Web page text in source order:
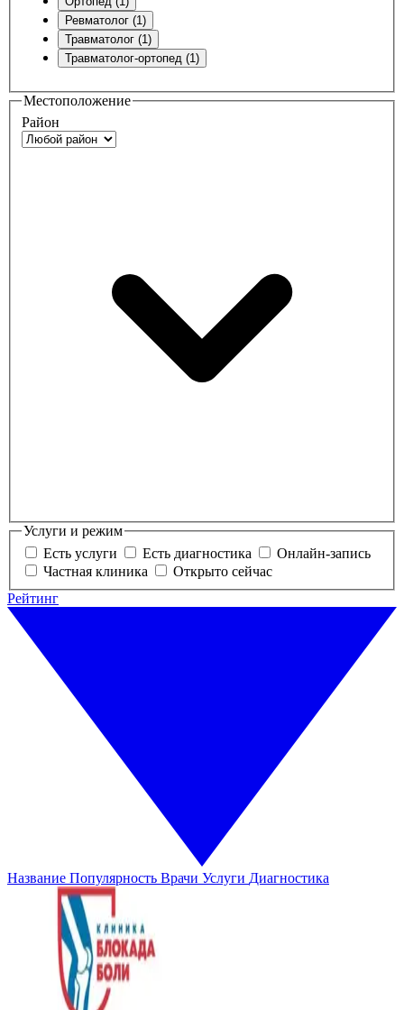
Ревматолог (1)
Травматолог (1)
Травматолог-ортопед (1)
Местоположение
Район
Услуги и режим
Есть услуги
Есть диагностика
Онлайн-запись
Частная клиника
Открыто сейчас
Рейтинг
Название Популярность Врачи Услуги Диагностика